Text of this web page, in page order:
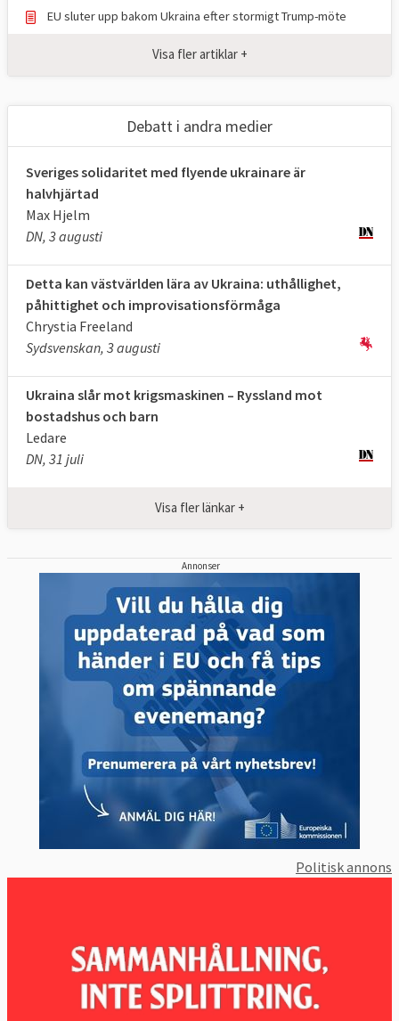
EU sluter upp bakom Ukraina efter stormigt Trump-möte
Visa fler artiklar +
Debatt i andra medier
Sveriges solidaritet med flyende ukrainare är
halvhjärtad
Max Hjelm
DN, 3 augusti
Detta kan västvärlden lära av Ukraina: uthållighet,
påhittighet och improvisationsförmåga
Chrystia Freeland
Sydsvenskan, 3 augusti
Ukraina slår mot krigsmaskinen – Ryssland mot
bostadshus och barn
Ledare
DN, 31 juli
Visa fler länkar +
Annonser
Politisk annons